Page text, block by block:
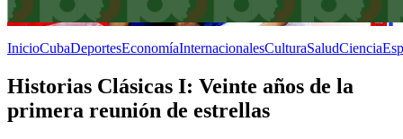
InicioCubaDeportesEconomíaInternacionalesCulturaSaludCiencia
Historias Clásicas I: Veinte años de la
primera reunión de estrellas